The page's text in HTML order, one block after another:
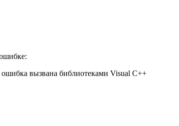
вызвана библиотеками Visual C++